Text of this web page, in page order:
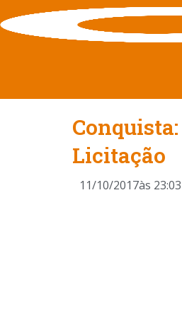
Licitação
11/10/2017às 23:03